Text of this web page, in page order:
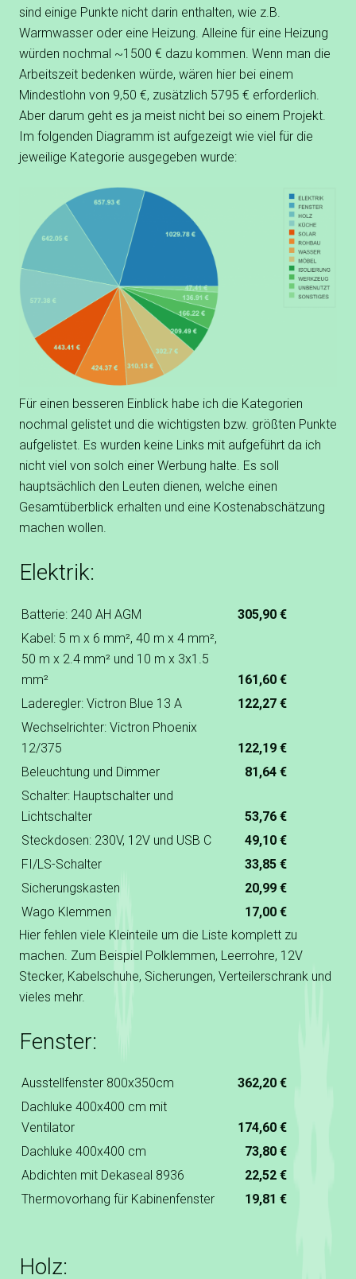
sind einige Punkte nicht darin enthalten, wie z.B.
Warmwasser oder eine Heizung. Alleine für eine Heizung
würden nochmal ~1500 € dazu kommen. Wenn man die
Arbeitszeit bedenken würde, wären hier bei einem
Mindestlohn von 9,50 €, zusätzlich 5795 € erforderlich.
Aber darum geht es ja meist nicht bei so einem Projekt.
Im folgenden Diagramm ist aufgezeigt wie viel für die
jeweilige Kategorie ausgegeben wurde:
Für einen besseren Einblick habe ich die Kategorien
nochmal gelistet und die wichtigsten bzw. größten Punkte
aufgelistet. Es wurden keine Links mit aufgeführt da ich
nicht viel von solch einer Werbung halte. Es soll
hauptsächlich den Leuten dienen, welche einen
Gesamtüberblick erhalten und eine Kostenabschätzung
machen wollen.
Elektrik:
Batterie: 240 AH AGM
305,90 €
Kabel: 5 m x 6 mm², 40 m x 4 mm²,
50 m x 2.4 mm² und 10 m x 3x1.5
mm²
161,60 €
Laderegler: Victron Blue 13 A
122,27 €
Wechselrichter: Victron Phoenix
12/375
122,19 €
Beleuchtung und Dimmer
81,64 €
Schalter: Hauptschalter und
Lichtschalter
53,76 €
Steckdosen: 230V, 12V und USB C
49,10 €
FI/LS-Schalter
33,85 €
Sicherungskasten
20,99 €
Wago Klemmen
17,00 €
Hier fehlen viele Kleinteile um die Liste komplett zu
machen. Zum Beispiel Polklemmen, Leerrohre, 12V
Stecker, Kabelschuhe, Sicherungen, Verteilerschrank und
vieles mehr.
Fenster:
Ausstellfenster 800x350cm
362,20 €
Dachluke 400x400 cm mit
Ventilator
174,60 €
Dachluke 400x400 cm
73,80 €
Abdichten mit Dekaseal 8936
22,52 €
Thermovorhang für Kabinenfenster
19,81 €
Holz: